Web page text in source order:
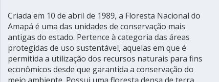
Criada em 10 de abril de 1989, a Floresta Nacional do
Amapá é uma das unidades de conservação mais
antigas do estado. Pertence à categoria das áreas
protegidas de uso sustentável, aquelas em que é
permitida a utilização dos recursos naturais para fins
econômicos desde que garantida a conservação do
meio ambiente. Possui uma floresta densa de terra